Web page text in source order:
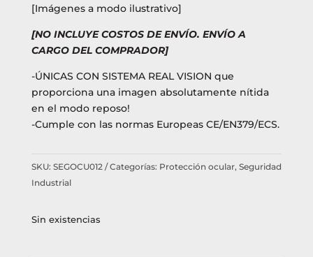
[Imágenes a modo ilustrativo]
[NO INCLUYE COSTOS DE ENVÍO. ENVÍO A
CARGO DEL COMPRADOR]
-ÚNICAS CON SISTEMA REAL VISION que
proporciona una imagen absolutamente nítida
en el modo reposo!
-Cumple con las normas Europeas CE/EN379/ECS.
SKU: SEGOCU012 Categorías: Protección ocular, Seguridad
Industrial
Sin existencias